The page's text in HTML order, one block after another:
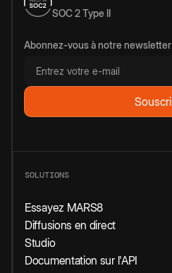
SOC 2 Type II
Abonnez-vous à notre newsletter
SOLUTIONS
Essayez MARS8
Diffusions en direct
Studio
Documentation sur l'API